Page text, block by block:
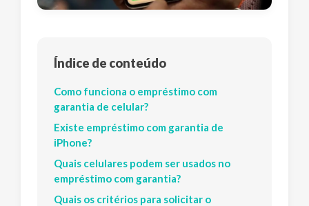
Índice de conteúdo
Como funciona o empréstimo com
garantia de celular?
Existe empréstimo com garantia de
iPhone?
Quais celulares podem ser usados no
empréstimo com garantia?
Quais os critérios para solicitar o